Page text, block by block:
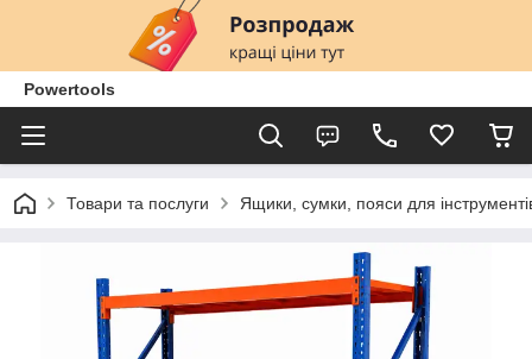
Powertools
Товари та послуги Ящики, сумки, пояси для